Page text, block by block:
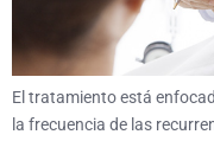
El tratamiento está
la frecuencia de las